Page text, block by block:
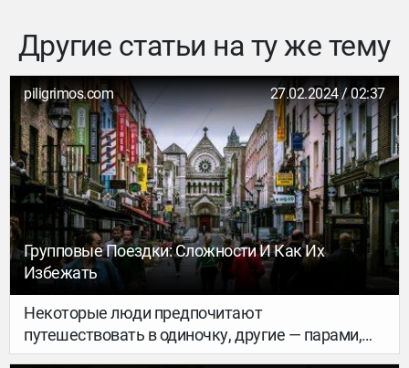
Другие статьи на ту же тему
piligrimos.com 27.02.2024 / 02:37
Групповые Поездки: Сложности И Как Их
Избежать
Некоторые люди предпочитают
путешествовать в одиночку, другие — парами,
третьи же обожают групповые поездки. Именно